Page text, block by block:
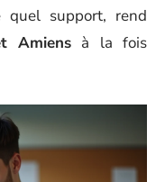
quel support, rend
Amiens à la fois